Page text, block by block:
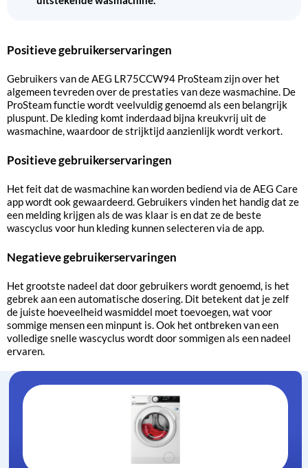
Positieve gebruikerservaringen
Gebruikers van de AEG LR75CCW94 ProSteam zijn over het
algemeen tevreden over de prestaties van deze wasmachine. De
ProSteam functie wordt veelvuldig genoemd als een belangrijk
pluspunt. De kleding komt inderdaad bijna kreukvrij uit de
wasmachine, waardoor de strijktijd aanzienlijk wordt verkort.
Positieve gebruikerservaringen
Het feit dat de wasmachine kan worden bediend via de AEG Care
app wordt ook gewaardeerd. Gebruikers vinden het handig dat ze
een melding krijgen als de was klaar is en dat ze de beste
wascyclus voor hun kleding kunnen selecteren via de app.
Negatieve gebruikerservaringen
Het grootste nadeel dat door gebruikers wordt genoemd, is het
gebrek aan een automatische dosering. Dit betekent dat je zelf
de juiste hoeveelheid wasmiddel moet toevoegen, wat voor
sommige mensen een minpunt is. Ook het ontbreken van een
volledige snelle wascyclus wordt door sommigen als een nadeel
ervaren.